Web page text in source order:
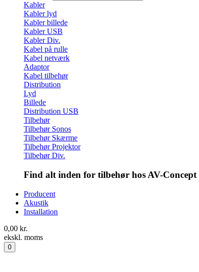
Kabler
Kabler lyd
Kabler billede
Kabler USB
Kabler Div.
Kabel på rulle
Kabel netværk
Adaptor
Kabel tilbehør
Distribution
Lyd
Billede
Distribution USB
Tilbehør
Tilbehør Sonos
Tilbehør Skærme
Tilbehør Projektor
Tilbehør Div.
Find alt inden for tilbehør hos AV-Concept
Producent
Akustik
Installation
0,00 kr.
ekskl. moms
0